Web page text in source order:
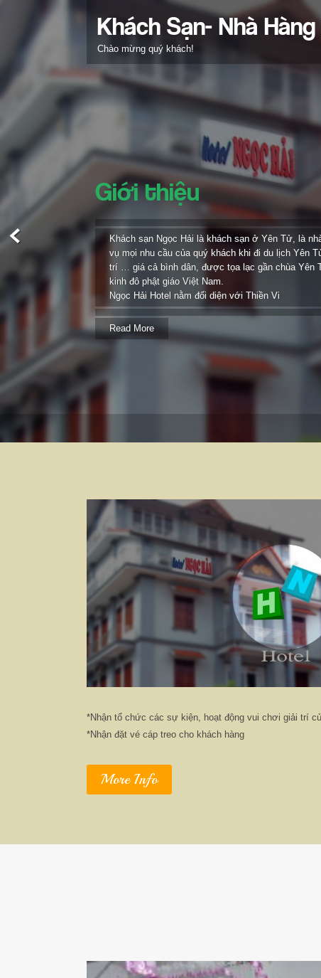
Giới thiệu
Khách sạn Ngọc Hải là khách sạn ở Yên Tử, là
vụ mọi nhu cầu của quý khách khi đi du lịch Yên
trí … giá cả bình dân, được tọa lạc gần chùa Yên
kinh đô phật giáo Việt Nam.
Ngọc Hải Hotel nằm đối diện với Thiền Vi
Read More
Khách Sạn- Nhà
Chào mừng quý khách!
*Nhận tổ chức các sự kiện, hoạt động vui chơi giải trí
*Nhận đặt vé cáp treo cho khách hàng
More Info